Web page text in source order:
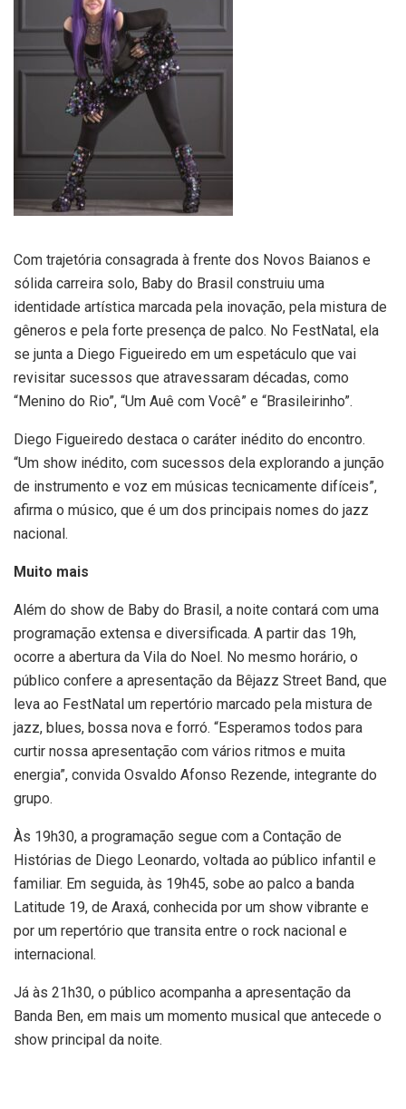
Com trajetória consagrada à frente dos Novos Baianos e
sólida carreira solo, Baby do Brasil construiu uma
identidade artística marcada pela inovação, pela mistura de
gêneros e pela forte presença de palco. No FestNatal, ela
se junta a Diego Figueiredo em um espetáculo que vai
revisitar sucessos que atravessaram décadas, como
“Menino do Rio”, “Um Auê com Você” e “Brasileirinho”.
Diego Figueiredo destaca o caráter inédito do encontro.
“Um show inédito, com sucessos dela explorando a junção
de instrumento e voz em músicas tecnicamente difíceis”,
afirma o músico, que é um dos principais nomes do jazz
nacional.
Muito mais
Além do show de Baby do Brasil, a noite contará com uma
programação extensa e diversificada. A partir das 19h,
ocorre a abertura da Vila do Noel. No mesmo horário, o
público confere a apresentação da Bêjazz Street Band, que
leva ao FestNatal um repertório marcado pela mistura de
jazz, blues, bossa nova e forró. “Esperamos todos para
curtir nossa apresentação com vários ritmos e muita
energia”, convida Osvaldo Afonso Rezende, integrante do
grupo.
Às 19h30, a programação segue com a Contação de
Histórias de Diego Leonardo, voltada ao público infantil e
familiar. Em seguida, às 19h45, sobe ao palco a banda
Latitude 19, de Araxá, conhecida por um show vibrante e
por um repertório que transita entre o rock nacional e
internacional.
Já às 21h30, o público acompanha a apresentação da
Banda Ben, em mais um momento musical que antecede o
show principal da noite.